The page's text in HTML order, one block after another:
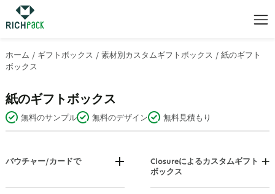
ホーム / ギフトボックス /素材別カスタムギフトボックス /紙のギフト
ボックス
紙のギフトボックス
無料のサンプル 無料のデザイン 無料見積もり
バウチャー/カードで
バウチャーボックス/封筒）
Closureによるカスタムギフト
ボックス
引き出しギフトボックス